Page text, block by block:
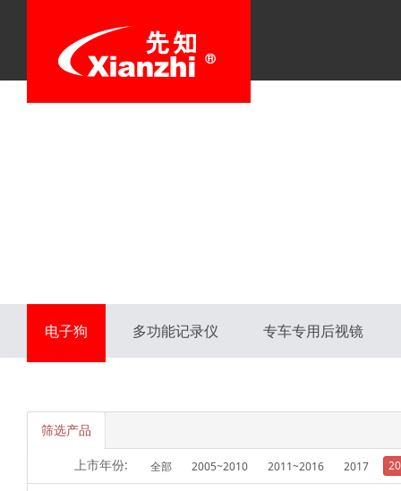
电子狗 多功能记录仪 专车专用后视镜
筛选产品
上市年份: 全部 2005~2010 2011~2016 2017